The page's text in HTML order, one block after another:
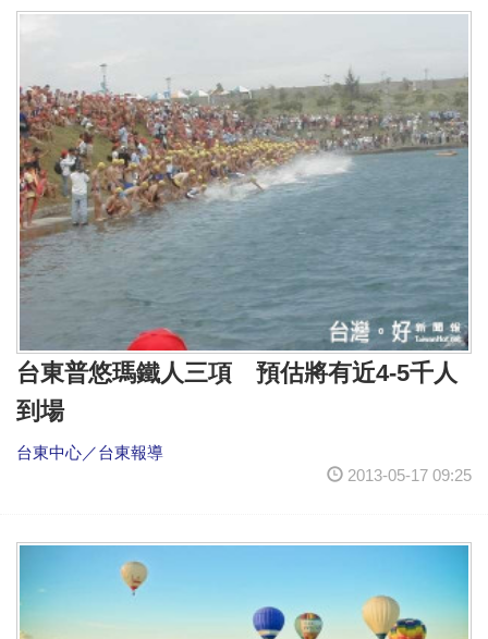
台東普悠瑪鐵人三項 預估將有近4-5千人
到場
台東中心／台東報導
2013-05-17 09:25